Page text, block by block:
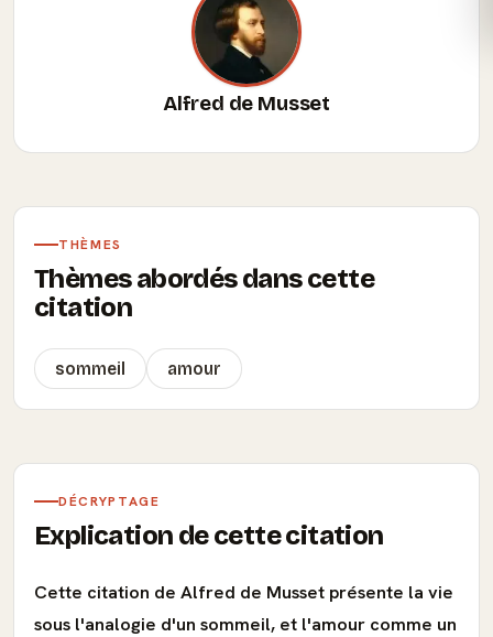
Alfred de Musset
THÈMES
Thèmes abordés dans cette
citation
sommeil amour
DÉCRYPTAGE
Explication de cette citation
Cette citation de Alfred de Musset présente la vie
sous l'analogie d'un sommeil, et l'amour comme un